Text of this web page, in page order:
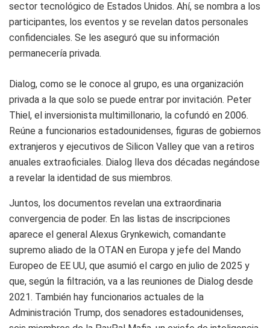
sector tecnológico de Estados Unidos. Ahí, se nombra a los
participantes, los eventos y se revelan datos personales
confidenciales. Se les aseguró que su información
permanecería privada.
Dialog, como se le conoce al grupo, es una organización
privada a la que solo se puede entrar por invitación. Peter
Thiel, el inversionista multimillonario, la cofundó en 2006.
Reúne a funcionarios estadounidenses, figuras de gobiernos
extranjeros y ejecutivos de Silicon Valley que van a retiros
anuales extraoficiales. Dialog lleva dos décadas negándose
a revelar la identidad de sus miembros.
Juntos, los documentos revelan una extraordinaria
convergencia de poder. En las listas de inscripciones
aparece el general Alexus Grynkewich, comandante
supremo aliado de la OTAN en Europa y jefe del Mando
Europeo de EE UU, que asumió el cargo en julio de 2025 y
que, según la filtración, va a las reuniones de Dialog desde
2021. También hay funcionarios actuales de la
Administración Trump, dos senadores estadounidenses,